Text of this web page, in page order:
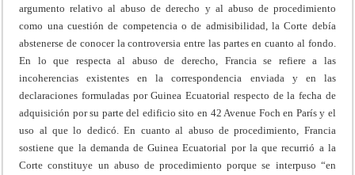
argumento relativo al abuso de derecho y al abuso de procedimiento
como una cuestión de competencia o de admisibilidad, la Corte debía
abstenerse de conocer la controversia entre las partes en cuanto al fondo.
En lo que respecta al abuso de derecho, Francia se refiere a las
incoherencias existentes en la correspondencia enviada y en las
declaraciones formuladas por Guinea Ecuatorial respecto de la fecha de
adquisición por su parte del edificio sito en 42 Avenue Foch en París y el
uso al que lo dedicó. En cuanto al abuso de procedimiento, Francia
sostiene que la demanda de Guinea Ecuatorial por la que recurrió a la
Corte constituye un abuso de procedimiento porque se interpuso “en